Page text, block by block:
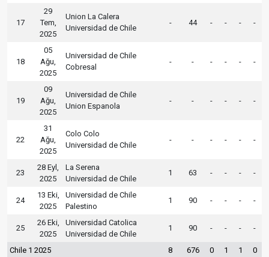
17
29
Tem,
2025
Union La Calera
Universidad de Chile
- 44 - - - -
18
05
Ağu,
2025
Universidad de Chile
Cobresal
- - - - - -
19
09
Ağu,
2025
Universidad de Chile
Union Espanola
- - - - - -
22
31
Ağu,
2025
Colo Colo
Universidad de Chile
- - - - - -
23
28 Eyl,
2025
La Serena
Universidad de Chile
1 63 - - - -
24
13 Eki,
2025
Universidad de Chile
Palestino
1 90 - - - -
25
26 Eki,
2025
Universidad Catolica
Universidad de Chile
1 90 - - - -
Chile 1 2025 8 676 0 1 1 0